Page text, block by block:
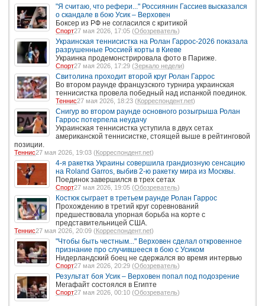
"Я считаю, что рефери..." Россиянин Гассиев высказался
о скандале в бою Усик – Верховен
Боксер из РФ не согласился с критикой
Спорт27 мая 2026, 17:05 (Обозреватель)
Украинская теннисистка на Ролан Гаррос-2026 показала
разрушенные Россией корты в Киеве
Украинка продемонстрировала фото в Париже.
Спорт27 мая 2026, 17:29 (Зеркало недели)
Свитолина проходит второй круг Ролан Гаррос
Во втором раунде французского турнира украинская
теннисистка провела победный над испанкой поединок.
Теннис27 мая 2026, 18:23 (Корреспондент.net)
Снигур во втором раунде основного розыгрыша Ролан
Гаррос потерпела неудачу
Украинская теннисистка уступила в двух сетах
американской теннисистке, стоящей выше в рейтинговой
позиции.
Теннис27 мая 2026, 19:03 (Корреспондент.net)
4-я ракетка Украины совершила грандиозную сенсацию
на Roland Garros, выбив 2-ю ракетку мира из Москвы.
Поединок завершился в трех сетах
Спорт27 мая 2026, 19:05 (Обозреватель)
Костюк сыграет в третьем раунде Ролан Гаррос
Прохождению в третий круг соревнований
предшествовала упорная борьба на корте с
представительницей США.
Теннис27 мая 2026, 20:09 (Корреспондент.net)
"Чтобы быть честным..." Верховен сделал откровенное
признание про случившееся в бою с Усиком
Нидерландский боец не сдержался во время интервью
Спорт27 мая 2026, 20:29 (Обозреватель)
Результат боя Усик – Верховен попал под подозрение
Мегафайт состоялся в Египте
Спорт27 мая 2026, 00:10 (Обозреватель)